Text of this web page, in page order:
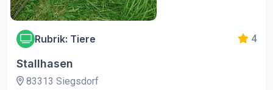
Rubrik: Tiere 4
Stallhasen
83313 Siegsdorf